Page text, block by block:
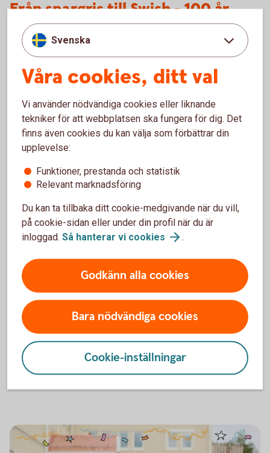
Från spargris till Swish - 100 år
med Lyckoslanten
Välkommen att besöka jubileumsutställningen som handlar
om barn och pengar. Den öppnar 21 februari och kan ses på
plats eller digitalt.
Tumbabruksmuseum
Spara och Slösa
Musikal med Spara & Slösa
En fartfylld och rolig föreställning som vill väcka barns
intresse för pengar och sparande. Passar barn från fem år
och uppåt.
Svenska
Våra cookies, ditt val
Vi använder nödvändiga cookies eller liknande
tekniker för att webbplatsen ska fungera för dig. Det
finns även cookies du kan välja som förbättrar din
upplevelse:
Funktioner, prestanda och statistik
Relevant marknadsföring
Du kan ta tillbaka ditt cookie-medgivande när du vill,
på cookie-sidan eller under din profil när du är
inloggad. Så hanterar vi cookies .
Godkänn alla cookies
Bara nödvändiga cookies
Cookie-inställningar